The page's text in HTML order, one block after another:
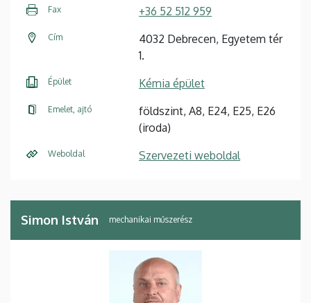
Fax +36 52 512 959
Cím
4032 Debrecen, Egyetem tér
1.
Épület Kémia épület
Emelet, ajtó
földszint, A8, E24, E25, E26
(iroda)
Weboldal Szervezeti weboldal
Simon István mechanikai műszerész